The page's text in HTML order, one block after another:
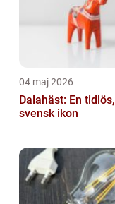
04 maj 2026
Dalahäst: En tidlös,
svensk ikon